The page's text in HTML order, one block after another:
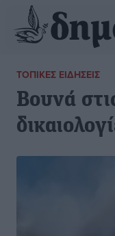
ΤΟΠΙΚΈΣ ΕΙΔΉΣΕΙΣ
Βουνά